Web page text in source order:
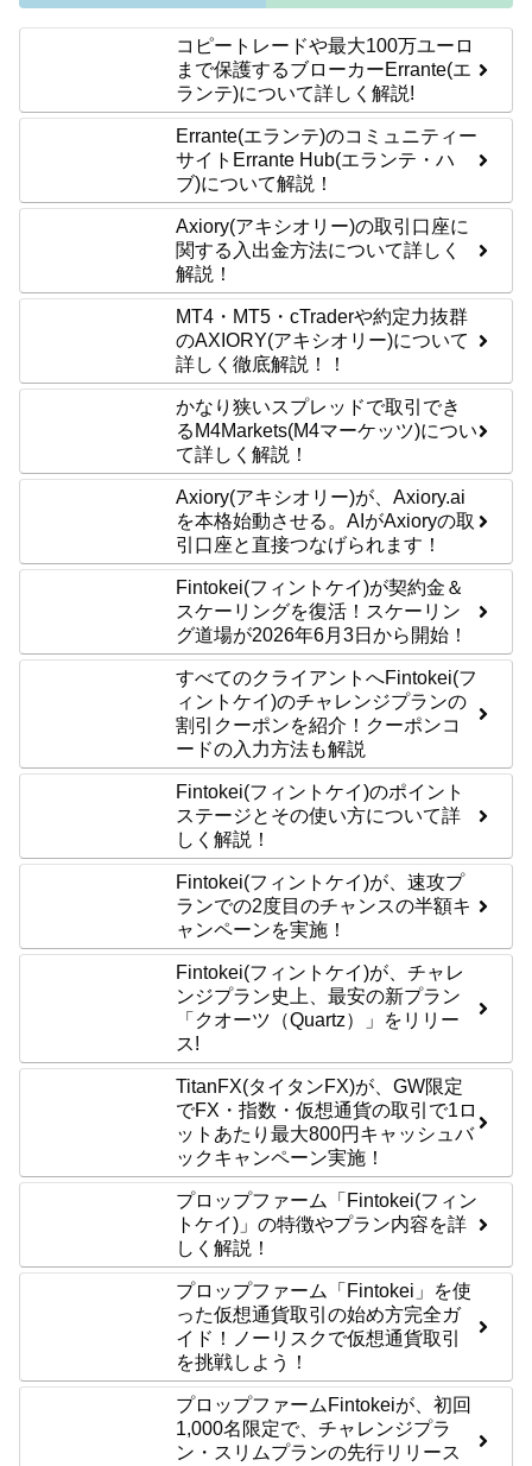
コピートレードや最大100万ユーロ
まで保護するブローカーErrante(エ
ランテ)について詳しく解説!
Errante(エランテ)のコミュニティー
サイトErrante Hub(エランテ・ハ
ブ)について解説！
Axiory(アキシオリー)の取引口座に
関する入出金方法について詳しく
解説！
MT4・MT5・cTraderや約定力抜群
のAXIORY(アキシオリー)について
詳しく徹底解説！！
かなり狭いスプレッドで取引でき
るM4Markets(M4マーケッツ)につい
て詳しく解説！
Axiory(アキシオリー)が、Axiory.ai
を本格始動させる。AIがAxioryの取
引口座と直接つなげられます！
Fintokei(フィントケイ)が契約金＆
スケーリングを復活！スケーリン
グ道場が2026年6月3日から開始！
すべてのクライアントへFintokei(フ
ィントケイ)のチャレンジプランの
割引クーポンを紹介！クーポンコ
ードの入力方法も解説
Fintokei(フィントケイ)のポイント
ステージとその使い方について詳
しく解説！
Fintokei(フィントケイ)が、速攻プ
ランでの2度目のチャンスの半額キ
ャンペーンを実施！
Fintokei(フィントケイ)が、チャレ
ンジプラン史上、最安の新プラン
「クオーツ（Quartz）」をリリー
ス!
TitanFX(タイタンFX)が、GW限定
でFX・指数・仮想通貨の取引で1ロ
ットあたり最大800円キャッシュバ
ックキャンペーン実施！
プロップファーム「Fintokei(フィン
トケイ)」の特徴やプラン内容を詳
しく解説！
プロップファーム「Fintokei」を使
った仮想通貨取引の始め方完全ガ
イド！ノーリスクで仮想通貨取引
を挑戦しよう！
プロップファームFintokeiが、初回
1,000名限定で、チャレンジプラ
ン・スリムプランの先行リリース